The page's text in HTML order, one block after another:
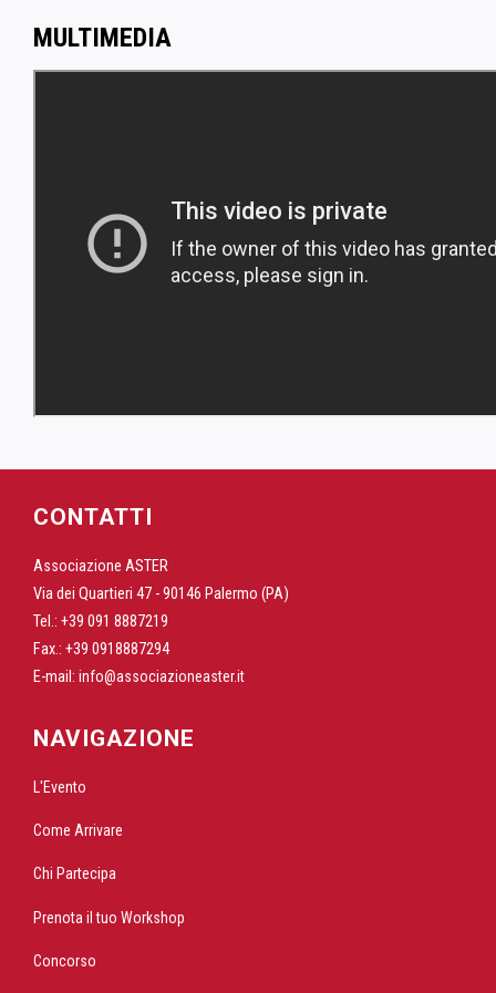
MULTIMEDIA
CONTATTI
Associazione ASTER
Via dei Quartieri 47 - 90146 Palermo (PA)
Tel.: +39 091 8887219
Fax.: +39 0918887294
E-mail: info@associazioneaster.it
NAVIGAZIONE
L'Evento
Come Arrivare
Chi Partecipa
Prenota il tuo Workshop
Concorso